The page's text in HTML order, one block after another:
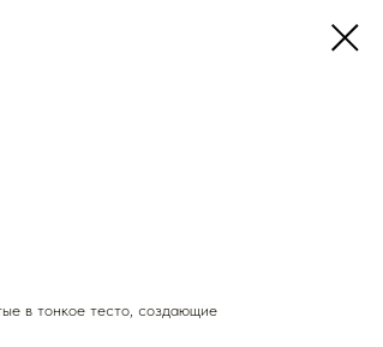
в тонкое тесто, создающие